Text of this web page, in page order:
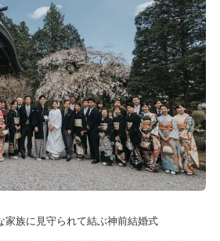
家族に見守られて結ぶ神前結婚式